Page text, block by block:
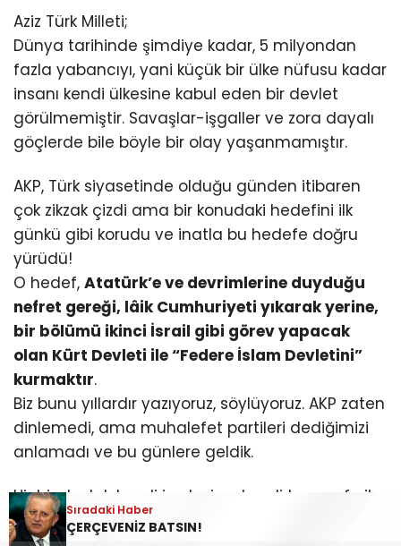
Aziz Türk Milleti;
Dünya tarihinde şimdiye kadar, 5 milyondan
fazla yabancıyı, yani küçük bir ülke nüfusu kadar
insanı kendi ülkesine kabul eden bir devlet
görülmemiştir. Savaşlar-işgaller ve zora dayalı
göçlerde bile böyle bir olay yaşanmamıştır.
AKP, Türk siyasetinde olduğu günden itibaren
çok zikzak çizdi ama bir konudaki hedefini ilk
günkü gibi korudu ve inatla bu hedefe doğru
yürüdü!
O hedef, Atatürk’e ve devrimlerine duyduğu
nefret gereği, lâik Cumhuriyeti yıkarak yerine,
bir bölümü ikinci İsrail gibi görev yapacak
olan Kürt Devleti ile “Federe İslam Devletini”
kurmaktır.
Biz bunu yıllardır yazıyoruz, söylüyoruz. AKP zaten
dinlemedi, ama muhalefet partileri dediğimizi
anlamadı ve bu günlere geldik.
Hiçbir devlet, kendi iradesi ve kendi tasarrufu ile
ülkesinin demografik, etnik ve sosyal yapısını
Sıradaki Haber
ÇERÇEVENİZ BATSIN!